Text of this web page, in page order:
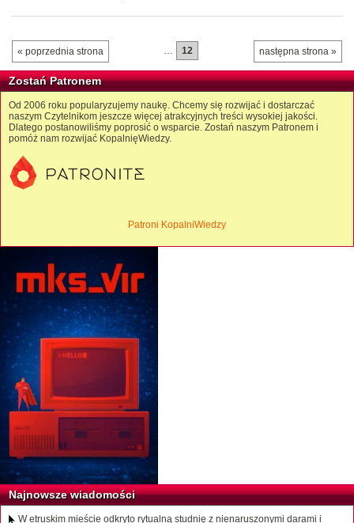
« poprzednia strona następna strona »
… 12
Zostań Patronem
Od 2006 roku popularyzujemy naukę. Chcemy się rozwijać i dostarczać
naszym Czytelnikom jeszcze więcej atrakcyjnych treści wysokiej jakości.
Dlatego postanowiliśmy poprosić o wsparcie. Zostań naszym Patronem i
pomóż nam rozwijać KopalnięWiedzy.
Patroni KopalniWiedzy
Najnowsze wiadomości
W etruskim mieście odkryto rytualną studnię z nienaruszonymi darami i